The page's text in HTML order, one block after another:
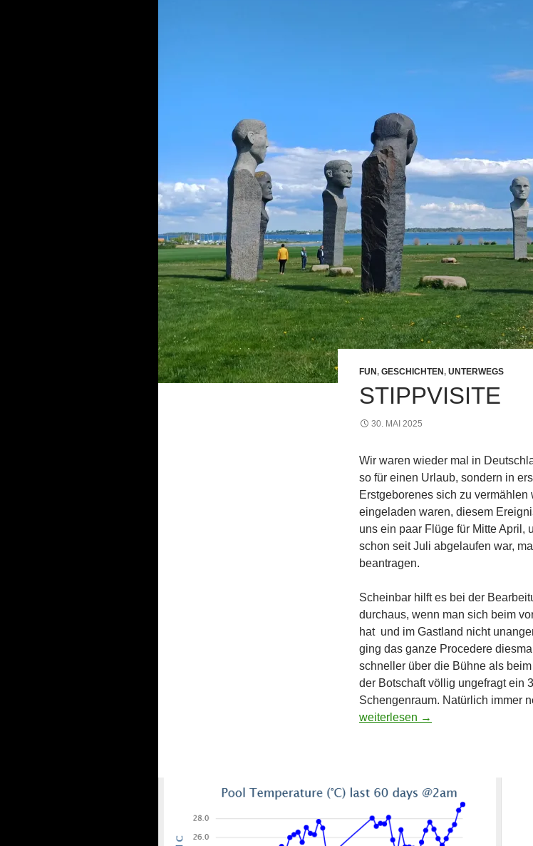
FUN , GESCHICHTEN , UNTERWEGS
STIPPVISITE
30. MAI 2025
Wir waren wieder mal in
so für einen Urlaub, sondern in
Erstgeborenes sich zu
eingeladen waren, diesem
uns ein paar Flüge für Mitte April,
schon seit Juli abgelaufen war,
beantragen.
Scheinbar hilft es bei der
durchaus, wenn man sich beim
hat und im Gastland nicht
ging das ganze Procedere
schneller über die Bühne als
der Botschaft völlig ungefragt ein
Schengenraum. Natürlich immer
Stippvisite
weiterlesen →